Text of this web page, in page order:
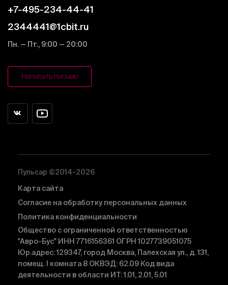
+7-495-234-44-41
2344441@1cbit.ru
Пн. — Пт., 9:00 — 20:00
Написать письмо
Пульсар ©2014-2026
Карта сайта
Согласие на обработку персональных данных
Политика конфиденциальности
Общество с ограниченной ответственностью
"Авро-Бус" ИНН 7716156361 ОГРН 1027739051075
Юр.адрес: 129347, город Москва, Палехская ул., д. 131,
помещ. I комната 8 ОКВЭД: 62.09 Код вида
деятельности в области ИТ: 1.01, 2.01, 5.01